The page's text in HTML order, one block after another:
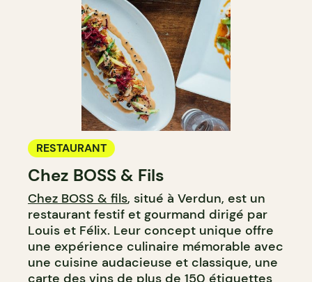
RESTAURANT
Chez BOSS & Fils
Chez BOSS & fils, situé à Verdun, est un
restaurant festif et gourmand dirigé par
Louis et Félix. Leur concept unique offre
une expérience culinaire mémorable avec
une cuisine audacieuse et classique, une
carte des vins de plus de 150 étiquettes